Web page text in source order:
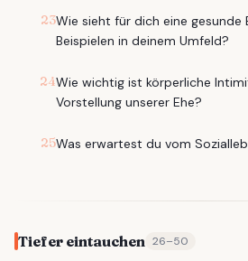
23Wie sieht für dich eine gesunde
Beispielen in deinem Umfeld?
24Wie wichtig ist körperliche
Vorstellung unserer Ehe?
25Was erwartest du vom
Tiefer eintauchen 26–50